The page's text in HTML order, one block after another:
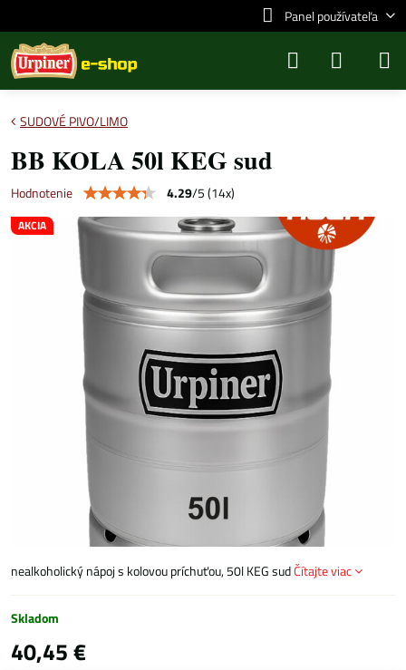
Panel používateľa
AKCIA
SUDOVÉ PIVO/LIMO
BB KOLA 50l KEG sud
Hodnotenie 4.29/5(14x)
nealkoholický nápoj s kolovou príchuťou, 50l KEG sudČítajte viac
Skladom
40,45 €